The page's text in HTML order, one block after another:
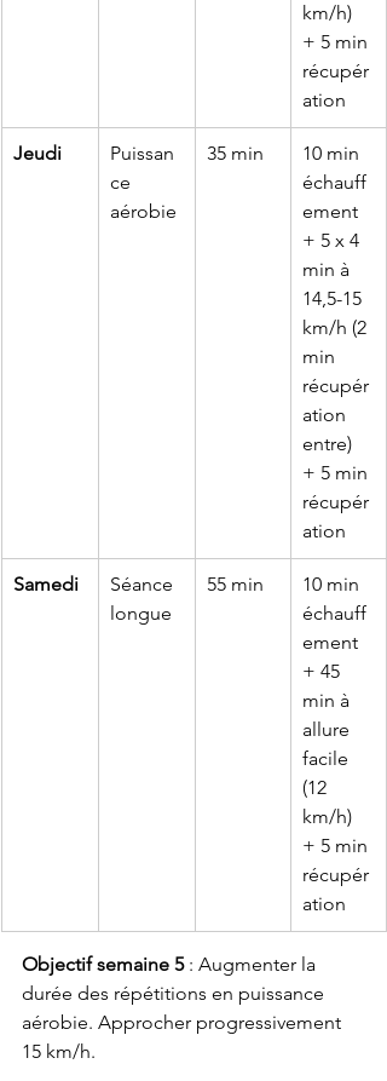
km/h)
+ 5 min
récupér
ation
Jeudi
Puissan
ce
aérobie
35 min
10 min
échauff
ement
+ 5 x 4
min à
14,5-15
km/h (2
min
récupér
ation
entre)
+ 5 min
récupér
ation
Samedi
Séance
longue
55 min
10 min
échauff
ement
+ 45
min à
allure
facile
(12
km/h)
+ 5 min
récupér
ation
Objectif semaine 5 : Augmenter la
durée des répétitions en puissance
aérobie. Approcher progressivement
15 km/h.